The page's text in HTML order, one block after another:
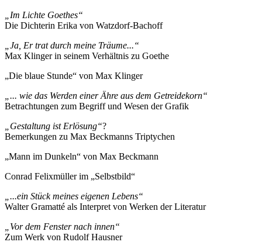
„Im Lichte Goethes“
Die Dichterin Erika von Watzdorf-Bachoff
„Ja, Er trat durch meine Träume...“
Max Klinger in seinem Verhältnis zu Goethe
„Die blaue Stunde“ von Max Klinger
„... wie das Werden einer Ähre aus dem Getreidekorn“
Betrachtungen zum Begriff und Wesen der Grafik
„Gestaltung ist Erlösung“?
Bemerkungen zu Max Beckmanns Triptychen
„Mann im Dunkeln“ von Max Beckmann
Conrad Felixmüller im „Selbstbild“
„...ein Stück meines eigenen Lebens“
Walter Gramatté als Interpret von Werken der Literatur
„Vor dem Fenster nach innen“
Zum Werk von Rudolf Hausner